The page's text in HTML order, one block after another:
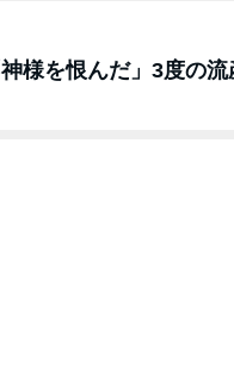
様を恨んだ」3度の流